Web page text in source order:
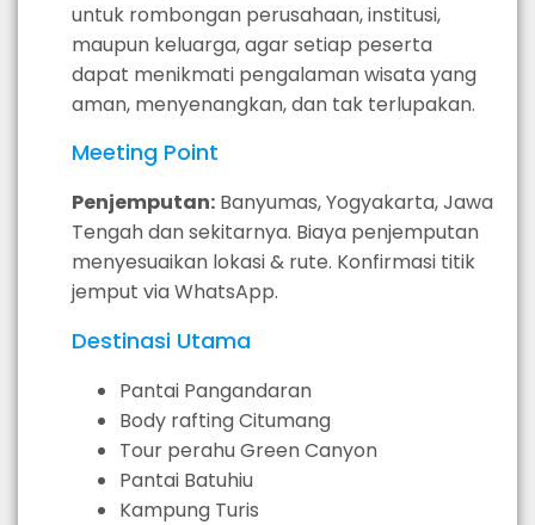
untuk rombongan perusahaan, institusi,
maupun keluarga, agar setiap peserta
dapat menikmati pengalaman wisata yang
aman, menyenangkan, dan tak terlupakan.
Meeting Point
Penjemputan: Banyumas, Yogyakarta, Jawa
Tengah dan sekitarnya. Biaya penjemputan
menyesuaikan lokasi & rute. Konfirmasi titik
jemput via WhatsApp.
Destinasi Utama
Pantai Pangandaran
Body rafting Citumang
Tour perahu Green Canyon
Pantai Batuhiu
Kampung Turis